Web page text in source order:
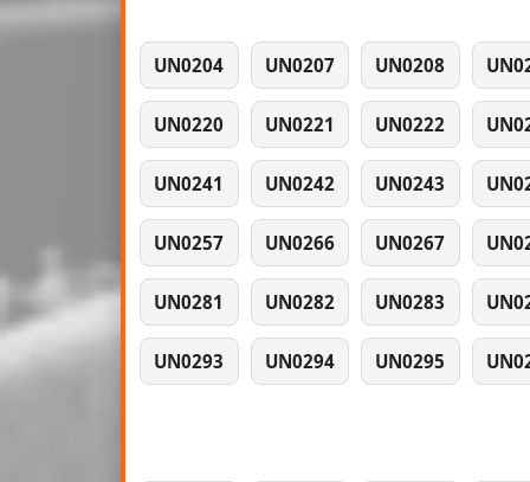
UN0204 UN0207 UN0208
UN0220 UN0221 UN0222
UN0241 UN0242 UN0243
UN0257 UN0266 UN0267
UN0281 UN0282 UN0283
UN0293 UN0294 UN0295